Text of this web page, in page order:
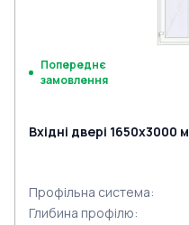
Попереднє
замовлення
Вхідні двері
Профільна система:
Глибина профілю: